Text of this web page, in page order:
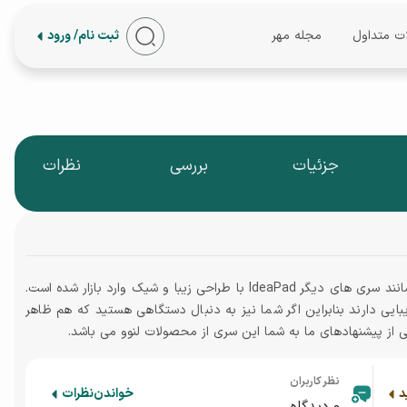
متداول مجله مهر ثبت نام/ ورود
جزئیات بررسی نظرات
لپ تاپ لنوو مدل IdeaPad 5 15ITL05-82fg00sked نیز مانند سری های دیگر IdeaPad با طراحی زیبا و شیک وارد بازار شده است.
دارند بنابراین اگر شما نیز به دنبال دستگاهی هستید که هم ظاهر
از پیشنهادهای ما به شما این سری از محصولات لنوو می باشد.
نظر کاربران
خواندننظرات